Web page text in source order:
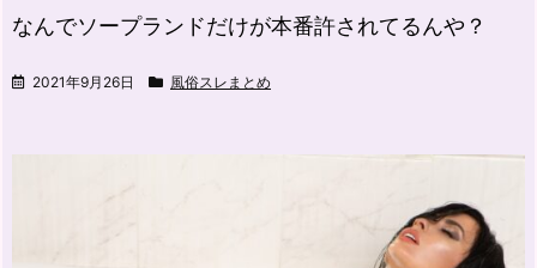
なんでソープランドだけが本番許されてるんや？
2021年9月26日 風俗スレまとめ